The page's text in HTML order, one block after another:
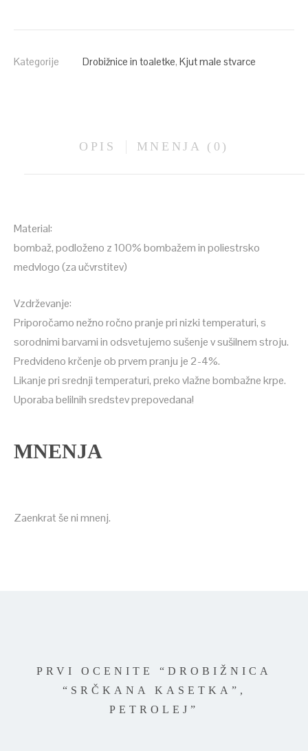
Kategorije Drobižnice in toaletke, Kjut male stvarce
OPIS MNENJA (0)
Material:
bombaž, podloženo z 100% bombažem in poliestrsko
medvlogo (za učvrstitev)
Vzdrževanje:
Priporočamo nežno ročno pranje pri nizki temperaturi, s
sorodnimi barvami in odsvetujemo sušenje v sušilnem stroju.
Predvideno krčenje ob prvem pranju je 2-4%.
Likanje pri srednji temperaturi, preko vlažne bombažne krpe.
Uporaba belilnih sredstev prepovedana!
MNENJA
Zaenkrat še ni mnenj.
PRVI OCENITE “DROBIŽNICA
“SRČKANA KASETKA”,
PETROLEJ”